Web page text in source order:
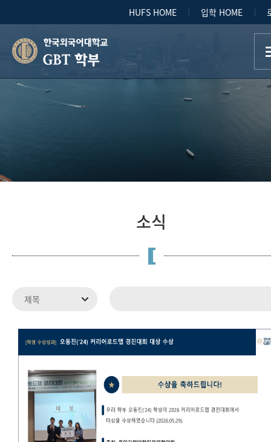
HUFS HOME 입학 HOME
GBT 학부
소식